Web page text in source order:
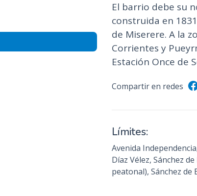
e
n
i
o
i
c
a
l
El barrio debe su
construida en
de Miserere. A la
Corrientes y
Estación Once de
Compartir en redes
Límites:
Avenida
Díaz Vélez, Sánchez
peatonal), Sánchez de